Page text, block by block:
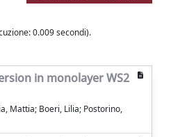
0.009 secondi).
in monolayer WS2
Mattia; Boeri, Lilia; Postorino,